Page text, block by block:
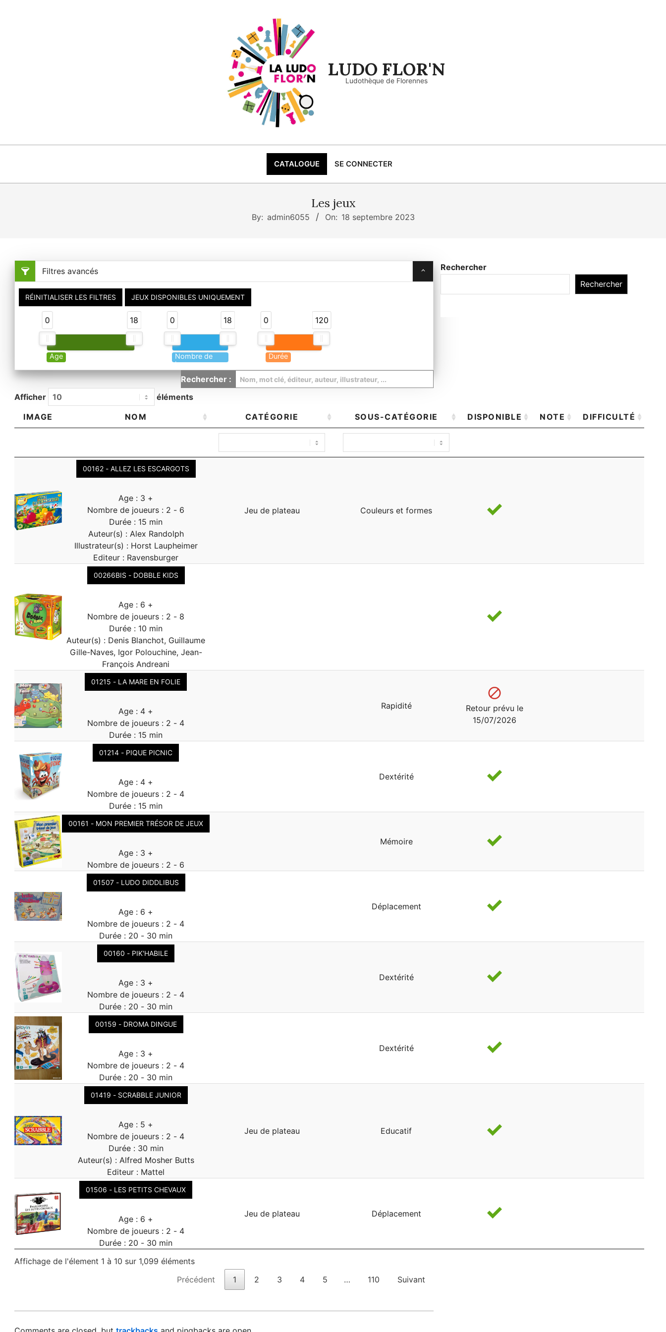
LUDO FLOR'N
Ludothèque de Florennes
Primary
Navigation
CATALOGUE SE CONNECTER
Les jeux
By: admin6055 On: 18 septembre 2023
RÉINITIALISER LES FILTRES JEUX DISPONIBLES UNIQUEMENT
0 18
Age
0 18
Nombre de
joueurs
0 120
Durée
Filtres avancés
Rechercher :
Afficher
éléments
IMAGE
NOM CATÉGORIE SOUS-CATÉGORIE DISPONIBLE NOTE DIFFICULTÉ
00162 - ALLEZ LES ESCARGOTS
Age : 3 +
Nombre de joueurs : 2 - 6
Durée : 15 min
Auteur(s) : Alex Randolph
Illustrateur(s) : Horst Laupheimer
Editeur : Ravensburger
Jeu de plateau Couleurs et formes
00266BIS - DOBBLE KIDS
Age : 6 +
Nombre de joueurs : 2 - 8
Durée : 10 min
Auteur(s) : Denis Blanchot, Guillaume
Gille-Naves, Igor Polouchine, Jean-
François Andreani
01215 - LA MARE EN FOLIE
Age : 4 +
Nombre de joueurs : 2 - 4
Durée : 15 min
Rapidité
Retour prévu le
15/07/2026
01214 - PIQUE PICNIC
Age : 4 +
Nombre de joueurs : 2 - 4
Durée : 15 min
Dextérité
00161 - MON PREMIER TRÉSOR DE JEUX
Age : 3 +
Nombre de joueurs : 2 - 6
Mémoire
01507 - LUDO DIDDLIBUS
Age : 6 +
Nombre de joueurs : 2 - 4
Durée : 20 - 30 min
Déplacement
00160 - PIK'HABILE
Age : 3 +
Nombre de joueurs : 2 - 4
Durée : 20 - 30 min
Dextérité
00159 - DROMA DINGUE
Age : 3 +
Nombre de joueurs : 2 - 4
Durée : 20 - 30 min
Dextérité
01419 - SCRABBLE JUNIOR
Age : 5 +
Nombre de joueurs : 2 - 4
Durée : 30 min
Auteur(s) : Alfred Mosher Butts
Editeur : Mattel
Jeu de plateau Educatif
01506 - LES PETITS CHEVAUX
Age : 6 +
Nombre de joueurs : 2 - 4
Durée : 20 - 30 min
Jeu de plateau Déplacement
Affichage de l'élement 1 à 10 sur 1,099 éléments
Précédent
1 2 3 4 5 … 110 Suivant
09-
Rechercher
Rechercher